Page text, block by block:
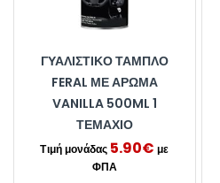
ΓΥΑΛΙΣΤΙΚΌ ΤΑΜΠΛΌ
FERAL ΜΕ ΆΡΩΜΑ
VANILLA 500ML 1
ΤΕΜΆΧΙΟ
5.90€